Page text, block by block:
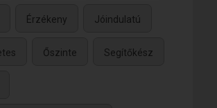
Érzékeny Jóindulatú
Őszinte Segítőkész